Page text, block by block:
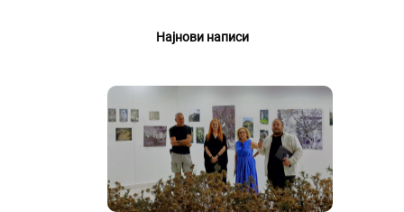
Најнови написи